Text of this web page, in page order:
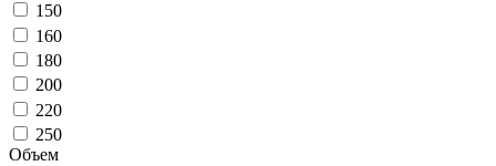
150
160
180
200
220
250
Объем